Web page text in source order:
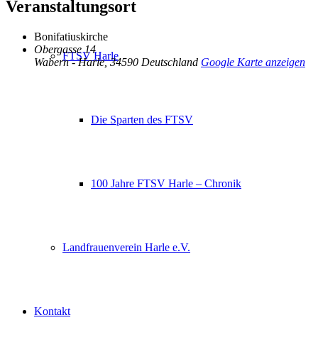
FTSV Harle
Die Sparten des FTSV
100 Jahre FTSV Harle – Chronik
Landfrauenverein Harle e.V.
Kontakt
Veranstaltungsort
Bonifatiuskirche
Obergasse 14
Wabern - Harle, 34590 Deutschland Google Karte anzeigen